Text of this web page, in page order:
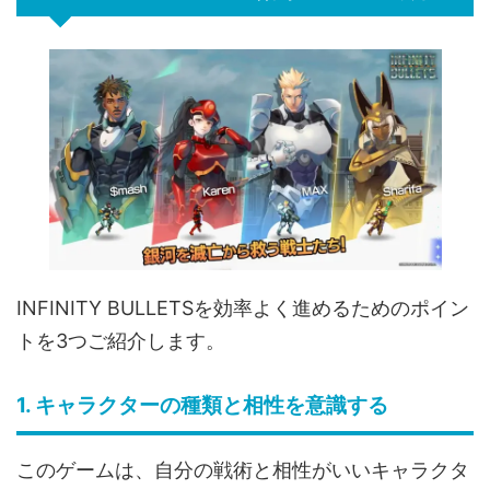
INFINITY BULLETSを効率よく進めるためのポイン
トを3つご紹介します。
1. キャラクターの種類と相性を意識する
このゲームは、自分の戦術と相性がいいキャラクタ